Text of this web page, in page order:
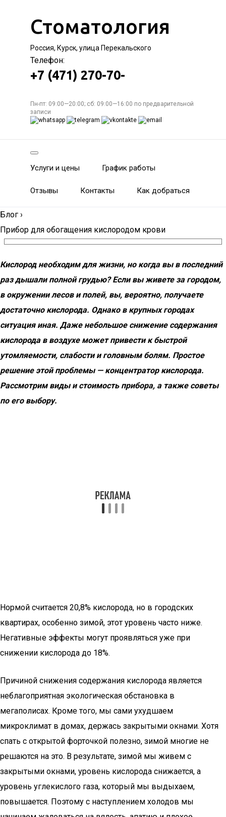
Стоматология
Россия, Курск, улица Перекальского
Телефон:
+7 (471) 270-70-
Пн-пт: 09:00—20:00; сб: 09:00—16:00 по предварительной
записи
Услуги и цены График работы
Отзывы Контакты Как добраться
Блог ›
Прибор для обогащения кислородом крови
Кислород необходим для жизни, но когда вы в последний
раз дышали полной грудью? Если вы живете за городом,
в окружении лесов и полей, вы, вероятно, получаете
достаточно кислорода. Однако в крупных городах
ситуация иная. Даже небольшое снижение содержания
кислорода в воздухе может привести к быстрой
утомляемости, слабости и головным болям. Простое
решение этой проблемы — концентратор кислорода.
Рассмотрим виды и стоимость прибора, а также советы
по его выбору.
Нормой считается 20,8% кислорода, но в городских
квартирах, особенно зимой, этот уровень часто ниже.
Негативные эффекты могут проявляться уже при
снижении кислорода до 18%.
Причиной снижения содержания кислорода является
неблагоприятная экологическая обстановка в
мегаполисах. Кроме того, мы сами ухудшаем
микроклимат в домах, держась закрытыми окнами. Хотя
спать с открытой форточкой полезно, зимой многие не
решаются на это. В результате, зимой мы живем с
закрытыми окнами, уровень кислорода снижается, а
уровень углекислого газа, который мы выдыхаем,
повышается. Поэтому с наступлением холодов мы